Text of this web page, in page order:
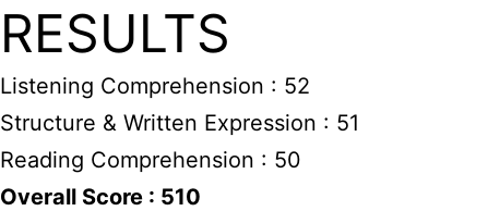
RESULTS
Listening Comprehension : 52
Structure & Written Expression : 51
Reading Comprehension : 50
Overall Score : 510